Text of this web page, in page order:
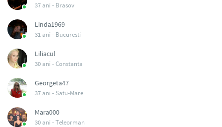
37 ani - Brasov
Linda1969
31 ani - Bucuresti
Liliacul
30 ani -Constanta
Georgeta47
37 ani - Satu-Mare
Mara000
30 ani -Teleorman